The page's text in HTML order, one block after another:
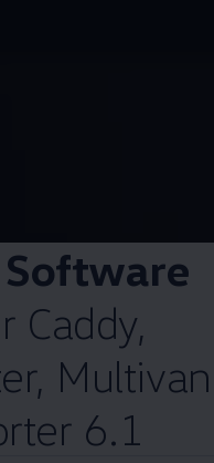
Caddy,
, Multivan
6.1